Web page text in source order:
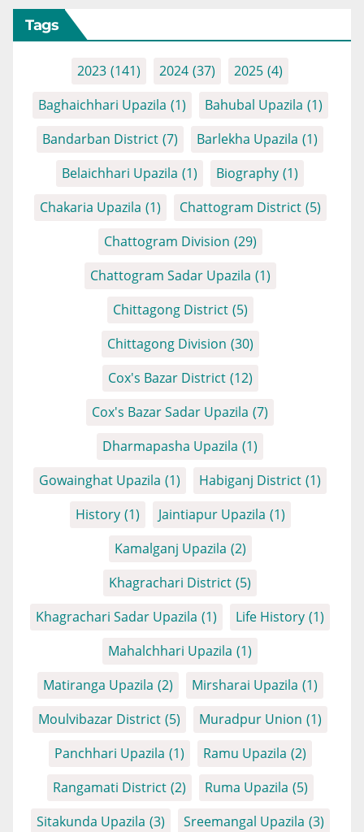
Tags
2023 (141) 2024 (37) 2025 (4)
Baghaichhari Upazila (1) Bahubal Upazila (1)
Bandarban District (7) Barlekha Upazila (1)
Belaichhari Upazila (1) Biography (1)
Chakaria Upazila (1) Chattogram District (5)
Chattogram Division (29)
Chattogram Sadar Upazila (1)
Chittagong District (5)
Chittagong Division (30)
Cox's Bazar District (12)
Cox's Bazar Sadar Upazila (7)
Dharmapasha Upazila (1)
Gowainghat Upazila (1) Habiganj District (1)
History (1) Jaintiapur Upazila (1)
Kamalganj Upazila (2)
Khagrachari District (5)
Khagrachari Sadar Upazila (1) Life History (1)
Mahalchhari Upazila (1)
Matiranga Upazila (2) Mirsharai Upazila (1)
Moulvibazar District (5) Muradpur Union (1)
Panchhari Upazila (1) Ramu Upazila (2)
Rangamati District (2) Ruma Upazila (5)
Sitakunda Upazila (3) Sreemangal Upazila (3)